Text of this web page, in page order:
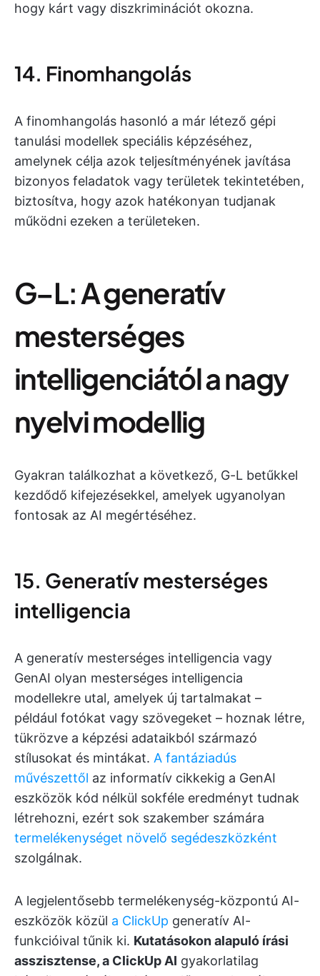
hogy kárt vagy diszkriminációt okozna.
14. Finomhangolás
A finomhangolás hasonló a már létező gépi
tanulási modellek speciális képzéséhez,
amelynek célja azok teljesítményének javítása
bizonyos feladatok vagy területek tekintetében,
biztosítva, hogy azok hatékonyan tudjanak
működni ezeken a területeken.
G–L: A generatív
mesterséges
intelligenciától a nagy
nyelvi modellig
Gyakran találkozhat a következő, G-L betűkkel
kezdődő kifejezésekkel, amelyek ugyanolyan
fontosak az AI megértéséhez.
15. Generatív mesterséges
intelligencia
A generatív mesterséges intelligencia vagy
GenAI olyan mesterséges intelligencia
modellekre utal, amelyek új tartalmakat –
például fotókat vagy szövegeket – hoznak létre,
tükrözve a képzési adataikból származó
stílusokat és mintákat. A fantáziadús
művészettől az informatív cikkekig a GenAI
eszközök kód nélkül sokféle eredményt tudnak
létrehozni, ezért sok szakember számára
termelékenységet növelő segédeszközként
szolgálnak.
A legjelentősebb termelékenység-központú AI-
eszközök közül a ClickUp generatív AI-
funkcióival tűnik ki. Kutatásokon alapuló írási
asszisztense, a ClickUp AI gyakorlatilag